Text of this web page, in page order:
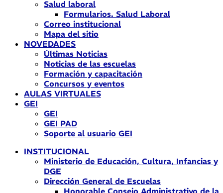
Salud laboral
Formularios. Salud Laboral
Correo institucional
Mapa del sitio
NOVEDADES
Últimas Noticias
Noticias de las escuelas
Formación y capacitación
Concursos y eventos
AULAS VIRTUALES
GEI
GEI
GEI PAD
Soporte al usuario GEI
INSTITUCIONAL
Ministerio de Educación, Cultura, Infancias y
DGE
Dirección General de Escuelas
Honorable Consejo Administrativo de la